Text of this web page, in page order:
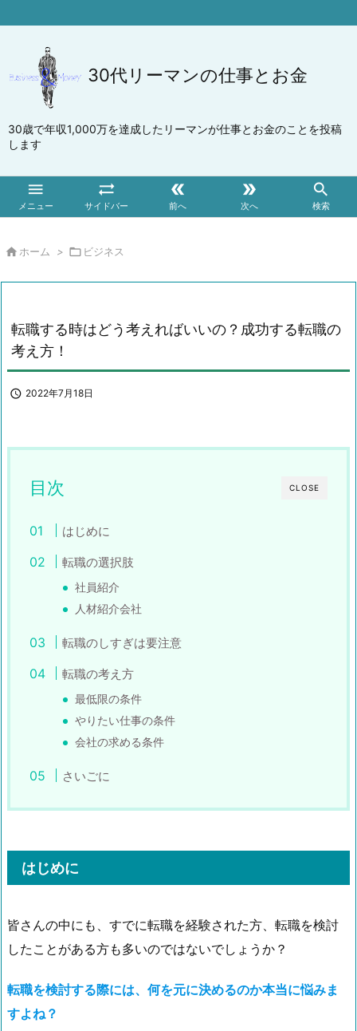
30代リーマンの仕事とお金
30歳で年収1,000万を達成したリーマンが仕事とお金のことを投稿
します

メニュー

サイドバー

前へ

次へ

検索
 ホーム >  ビジネス
転職する時はどう考えればいいの？成功する転職の
考え方！
 2022年7月18日
CLOSE
目次
はじめに
転職の選択肢
社員紹介
人材紹介会社
転職のしすぎは要注意
転職の考え方
最低限の条件
やりたい仕事の条件
会社の求める条件
さいごに
はじめに
皆さんの中にも、すでに転職を経験された方、転職を検討
したことがある方も多いのではないでしょうか？
転職を検討する際には、何を元に決めるのか本当に悩みま
すよね？